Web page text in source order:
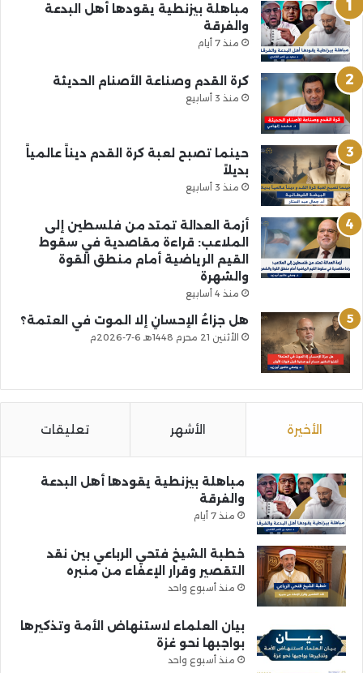
مباهلة بيزنطية يقودها أهل البدعة
والفرقة
منذ 7 أيام
كرة القدم وصناعة الأصنام الحديثة
منذ 3 أسابيع
حينما تصبح لعبة كرة القدم ديناً عالمياً
بديلاً
منذ 3 أسابيع
أزمة العدالة تمتد من فلسطين إلى
الملاعب: قراءة مقاصدية في سقوط
القيم الرياضية أمام منطق القوة
والشهرة
منذ 4 أسابيع
هل جزاءُ الإحسانِ إلا الموت في العتمة؟
الأثنين 21 محرم 1448هـ 6-7-2026م
الأخيرة الأشهر تعليقات
مباهلة بيزنطية يقودها أهل البدعة
والفرقة
منذ 7 أيام
خطبة الشيخ فتحي الرباعي بين نقد
التقصير وقرار الإعفاء من منبره
منذ أسبوع واحد
بيان العلماء لاستنهاض الأمة وتذكيرها
بواجبها نحو غزة
منذ أسبوع واحد